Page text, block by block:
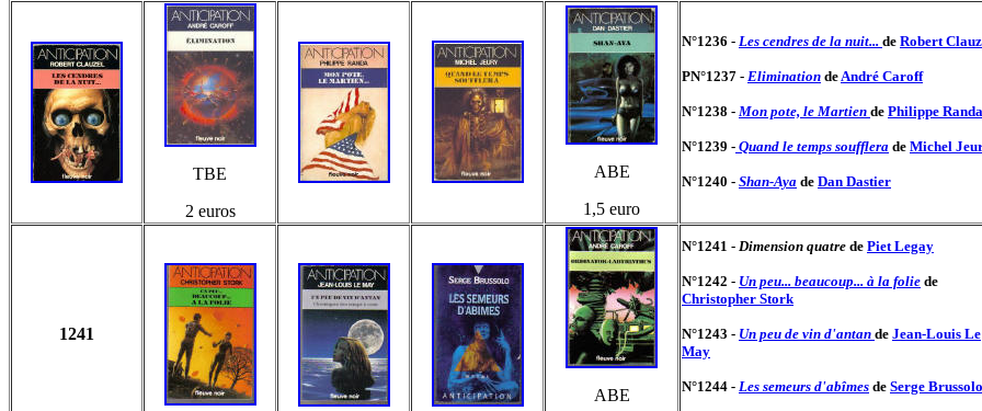
TBE
2 euros
ABE
1,5 euro
N°1236 - Les cendres de la nuit... de Robert
PN°1237 - Elimination deAndré Caroff
N°1238 - Mon pote, le Martien de Philippe Randa
N°1239 - Quand le temps soufflera de Michel
N°1240 - Shan-Aya de Dan Dastier
1241
ABE
N°1241 - Dimension quatre de Piet Legay
N°1242 - Un peu... beaucoup... à la folie de
Christopher Stork
N°1243 - Un peu de vin d'antan de Jean-Louis Le
May
N°1244 - Les semeurs d'abîmes de Serge Brussolo